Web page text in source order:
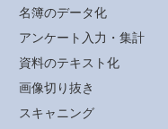
名簿のデータ化
アンケート入力・集計
資料のテキスト化
画像切り抜き
スキャニング